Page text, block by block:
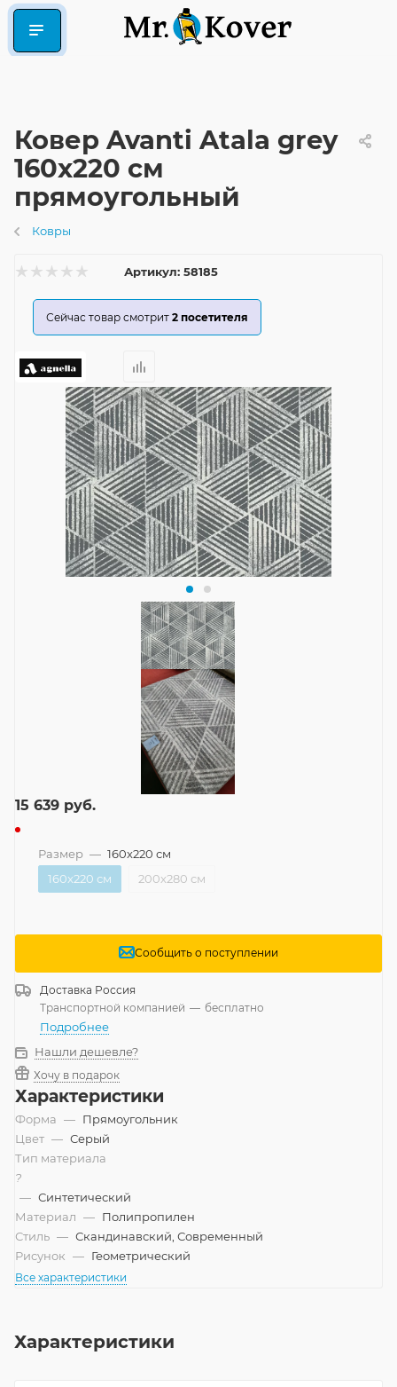
Ковер Avanti Atala grey
160x220 см
прямоугольный
Ковры
Артикул: 58185
Сейчас товар смотрит 2 посетителя
15 639 руб.
Размер — 160x220 см
160x220 см
200x280 см
Сообщить о поступлении
Доставка Россия
Транспортной компанией — бесплатно
Подробнее
Нашли дешевле?
Хочу в подарок
Характеристики
Форма — Прямоугольник
Цвет — Серый
Тип материала
?
— Синтетический
Материал — Полипропилен
Стиль — Скандинавский, Современный
Рисунок — Геометрический
Все характеристики
Характеристики